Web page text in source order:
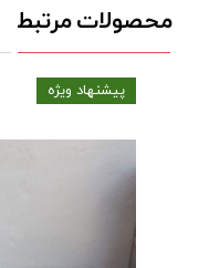
محصولات مرتبط
پیشنهاد ویژه